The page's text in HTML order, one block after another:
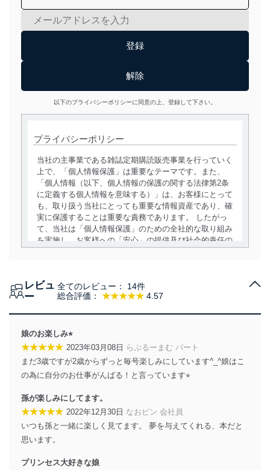
以下のプライバシーポリシーに同意の上、登録して下さい。
プライバシーポリシー
当社の主事業である雑誌定期購読販売事業を行っていく
上で、「個人情報保護」は重要なテーマです。また、
「個人情報（以下、個人情報の保護の関する法律第2条
に定義する個人情報を意味する）」は、お客様にとって
も、取り扱う当社にとっても重要な情報資産であり、確
実に保護することは重要な責務であります。 したがっ
て、当社は「個人情報保護」のための全社的な取り組み
を実施し、お客様への「安心」の提供及び社会的責任の
当社は、個人情報の取得・利用・提供に際して、その利
得・利用・提供を行います。また、当社が保有している
個人情報は、同意を得ずに目的外利用、第三者への提
供・開示は行いません。当社においてはこれらの取り組
みを確実にするため、従業者等の教育を徹底してまいり
ます。また、目的外利用を行わないために、適切な管理
法令遵守
当社は、個人情報に関連する法令、国が定める指針及び
その他の規範を遵守します。また、当社の管理の仕組み
す。
レビュ
ー
総合評価： ★★★★★ 4.57
全てのレビュー： 14件
娘のお楽しみ⭐︎
★★★★★ 2023年03月08日 らぶるーまむ パート
まだ3歳ですが2歳からずっと毎号楽しみにしています^_^娘はこ
の為に自分のお仕事がんばる！と言っています⭐︎
孫が楽しみにしてます。
★★★★★ 2022年12月30日 なおピン 会社員
いつも孫と一緒に楽しく見てます。 夢を与えてくれる、本だと
思います。
プリンセス大好きな娘